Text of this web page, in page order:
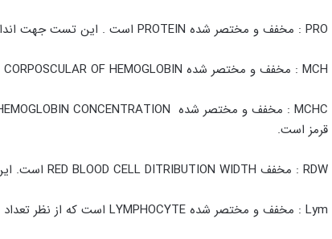
PRO : مخفف و مختصر شده PROTEIN است . این تست جهت اندازه گیری کل پروتئین های سرمی بکارگرفته می شود .
MCH : مخفف و مختصر شده MEAN CORPOSCULAR OF HEMOGLOBIN و بیانگر میزان متوسط هموگلوبین در هر سلول است.
قرمز است.
RDW : مخفف RED BLOOD CELL DITRIBUTION WIDTH است. این عبارت بیانگر میزان یکنواختی و یا عدم یکنواختی گلبولهای قرمز خون است.
Lym : مخفف و مختصر شده LYMPHOCYTE است که از نظر تعداد از گلبولهای سفید مهم خون می باشد.